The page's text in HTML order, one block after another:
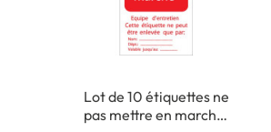
Lot de 10 étiquettes ne
pas mettre en marche.